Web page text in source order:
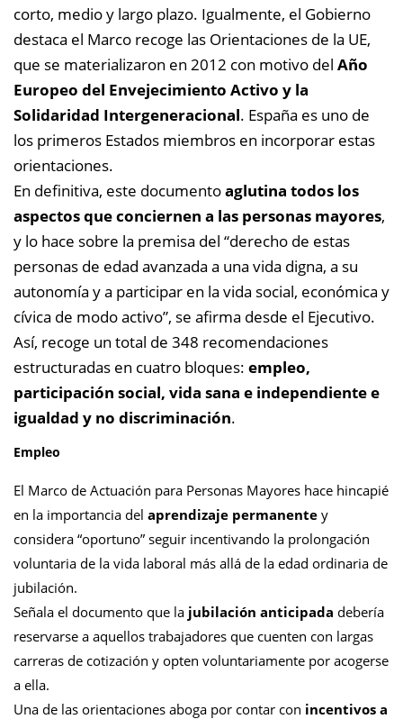
corto, medio y largo plazo. Igualmente, el Gobierno
destaca el Marco recoge las Orientaciones de la UE,
que se materializaron en 2012 con motivo del Año
Europeo del Envejecimiento Activo y la
Solidaridad Intergeneracional. España es uno de
los primeros Estados miembros en incorporar estas
orientaciones.
En definitiva, este documentoaglutina todos los
aspectos que conciernen a las personas mayores,
y lo hace sobre la premisa del “derecho de estas
personas de edad avanzada a una vida digna, a su
autonomía y a participar en la vida social, económica y
cívica de modo activo”, se afirma desde el Ejecutivo.
Así, recoge un total de 348 recomendaciones
estructuradas en cuatro bloques: empleo,
participación social, vida sana e independiente e
igualdad y no discriminación.
Empleo
El Marco de Actuación para Personas Mayores hace hincapié
en la importancia del aprendizaje permanente y
considera “oportuno” seguir incentivando la prolongación
voluntaria de la vida laboral más allá de la edad ordinaria de
jubilación.
Señala el documento que la jubilación anticipada debería
reservarse a aquellos trabajadores que cuenten con largas
carreras de cotización y opten voluntariamente por acogerse
a ella.
Una de las orientaciones aboga por contar con incentivos a